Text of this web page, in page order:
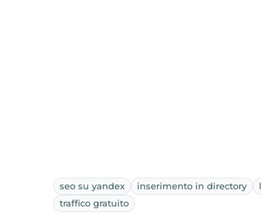
seo su yandex inserimento in directory
traffico gratuito